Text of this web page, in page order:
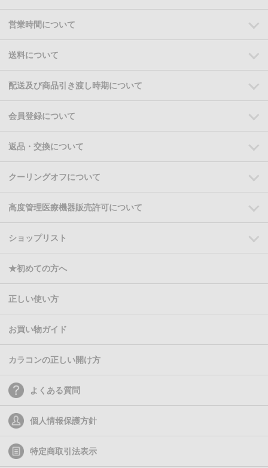
営業時間について
送料について
配送及び商品引き渡し時期について
会員登録について
返品・交換について
クーリングオフについて
高度管理医療機器販売許可について
ショップリスト
★初めての方へ
正しい使い方
お買い物ガイド
カラコンの正しい開け方
よくある質問
個人情報保護方針
特定商取引法表示